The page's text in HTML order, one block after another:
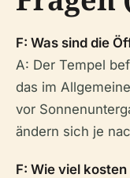
F: Was sind die
A: Der Tempel
das im
vor
ändern sich je
F: Wie viel